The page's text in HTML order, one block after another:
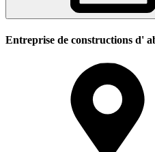
Entreprise de constructions d'